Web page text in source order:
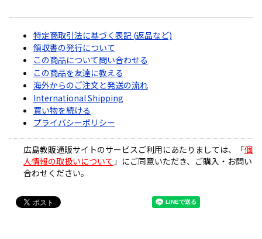
特定商取引法に基づく表記 (返品など)
領収書の発行について
この商品について問い合わせる
この商品を友達に教える
海外からのご注文と発送の流れ
International Shipping
買い物を続ける
プライバシーポリシー
広島教販通販サイトのサービスご利用にあたりましては、「個
人情報の取扱いについて 」にご同意いただき、ご購入・お問い
合わせください。